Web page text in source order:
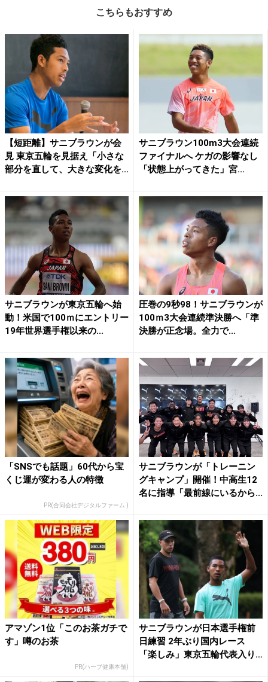
こちらもおすすめ
【短距離】サニブラウンが会
見 東京五輪を見据え「小さな
部分を直して、大きな変化を...
サニブラウン100m3大会連続
ファイナルへ ケガの影響なし
「状態上がってきた」宮...
サニブラウンが東京五輪へ始
動！米国で100ｍにエントリー
19年世界選手権以来の...
圧巻の9秒98！サニブラウンが
100ｍ3大会連続準決勝へ「準
決勝が正念場。全力で...
「SNSでも話題」60代から宝
くじ運が変わる人の特徴
PR(合同会社デジタルファーム )
サニブラウンが「トレーニン
グキャンプ」開催！中高生12
名に指導「最前線にいるから...
アマゾン1位「このお茶ガチで
す」噂のお茶
PR(ハーブ健康本舗)
サニブラウンが日本選手権前
日練習 2年ぶり国内レース
「楽しみ」東京五輪代表入り